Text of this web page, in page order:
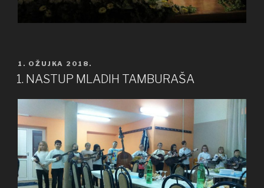
OBJAVLJENO
1. OŽUJKA 2018.
1. NASTUP MLADIH TAMBURAŠA